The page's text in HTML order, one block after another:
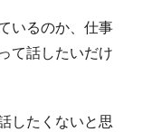
いるのか、仕事
て話したいだけ
したくないと思